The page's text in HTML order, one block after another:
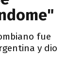
fue
y dio